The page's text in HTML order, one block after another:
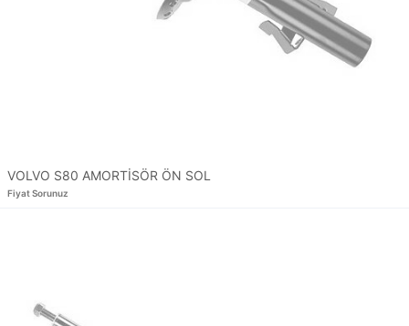
VOLVO S80 AMORTİSÖR ÖN SOL
Fiyat Sorunuz